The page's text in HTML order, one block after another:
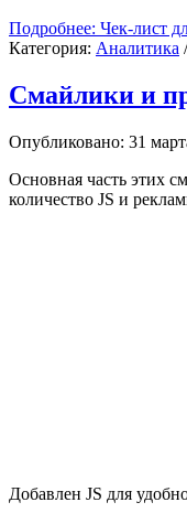
Подробнее: Чек-лист
Категория: Аналитика
Смайлики и
Опубликовано: 31
Основная часть этих
количество JS и
Добавлен JS для